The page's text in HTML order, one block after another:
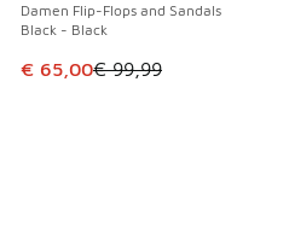
Damen Flip-Flops and Sandals
Black - Black
Dieser Artikel ist im Sale.
€ 65,00€ 99,99